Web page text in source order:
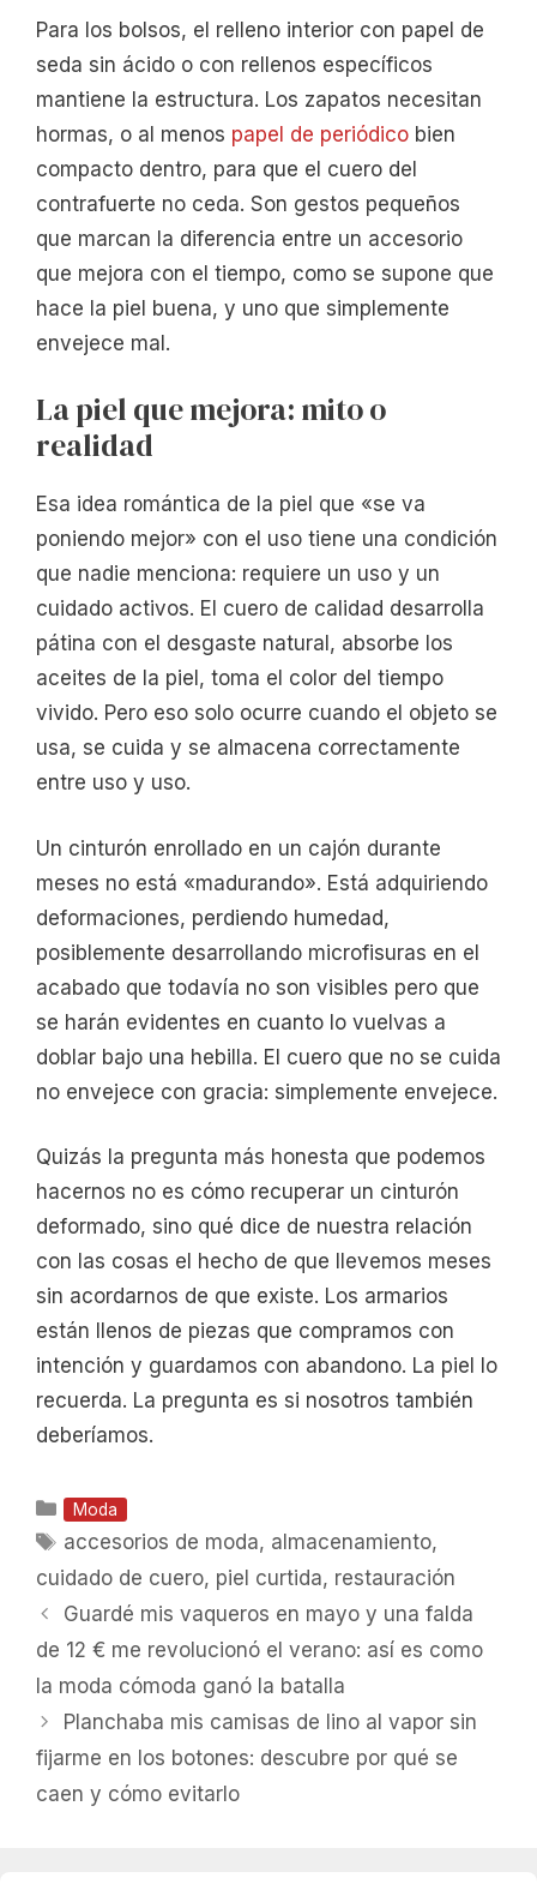
Para los bolsos, el relleno interior con papel de
seda sin ácido o con rellenos específicos
mantiene la estructura. Los zapatos necesitan
hormas, o al menos papel de periódico bien
compacto dentro, para que el cuero del
contrafuerte no ceda. Son gestos pequeños
que marcan la diferencia entre un accesorio
que mejora con el tiempo, como se supone que
hace la piel buena, y uno que simplemente
envejece mal.
La piel que mejora: mito o
realidad
Esa idea romántica de la piel que «se va
poniendo mejor» con el uso tiene una condición
que nadie menciona: requiere un uso y un
cuidado activos. El cuero de calidad desarrolla
pátina con el desgaste natural, absorbe los
aceites de la piel, toma el color del tiempo
vivido. Pero eso solo ocurre cuando el objeto se
usa, se cuida y se almacena correctamente
entre uso y uso.
Un cinturón enrollado en un cajón durante
meses no está «madurando». Está adquiriendo
deformaciones, perdiendo humedad,
posiblemente desarrollando microfisuras en el
acabado que todavía no son visibles pero que
se harán evidentes en cuanto lo vuelvas a
doblar bajo una hebilla. El cuero que no se cuida
no envejece con gracia: simplemente envejece.
Quizás la pregunta más honesta que podemos
hacernos no es cómo recuperar un cinturón
deformado, sino qué dice de nuestra relación
con las cosas el hecho de que llevemos meses
sin acordarnos de que existe. Los armarios
están llenos de piezas que compramos con
intención y guardamos con abandono. La piel lo
recuerda. La pregunta es si nosotros también
deberíamos.
Categorías
Moda
Etiquetas
accesorios de moda, almacenamiento,
cuidado de cuero, piel curtida, restauración
Guardé mis vaqueros en mayo y una falda
de 12 € me revolucionó el verano: así es como
la moda cómoda ganó la batalla
Planchaba mis camisas de lino al vapor sin
fijarme en los botones: descubre por qué se
caen y cómo evitarlo